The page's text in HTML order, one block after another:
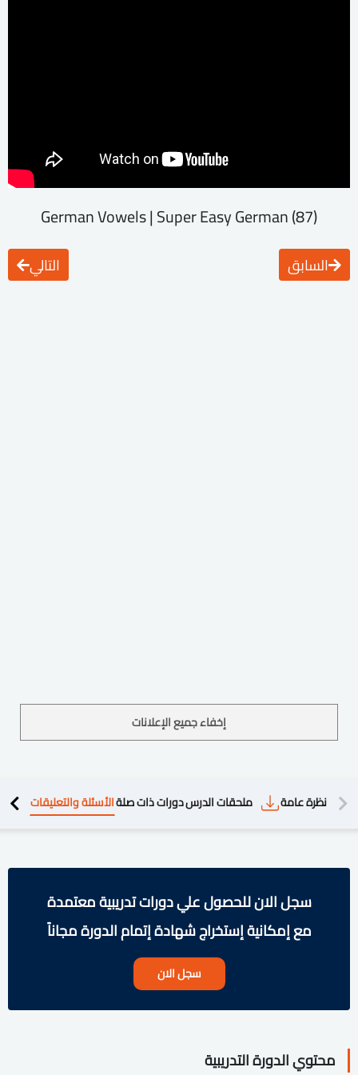
German Vowels | Super Easy German (87)
السابق التالي
إخفاء جميع الإعلانات
نظرة عامة ملحقات الدرسدورات ذات صلةالأسئلة والتعليقات
سجل الان للحصول علي دورات تدريبية معتمدة
مع إمكانية إستخراج شهادة إتمام الدورة مجاناً
سجل الان
محتوي الدورة التدريبية